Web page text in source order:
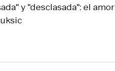
y "desclasada": el